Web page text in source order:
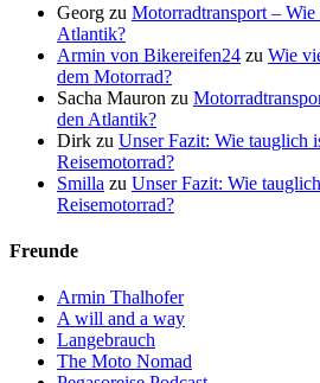
Georg zu Motorradtransport –
Atlantik?
Armin von Bikereifen24 zu Wie
dem Motorrad?
Sacha Mauron zu
den Atlantik?
Dirk zu Unser Fazit: Wie tauglich
Reisemotorrad?
Smilla zu Unser Fazit: Wie
Reisemotorrad?
Freunde
Armin Thalhofer
A will and a way
Langebrauch
The Moto Nomad